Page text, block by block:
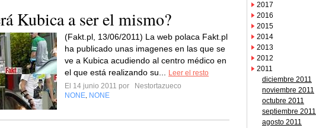
Kubica a ser el mismo?
(Fakt.pl, 13/06/2011) La web polaca Fakt.pl
ha publicado unas imagenes en las que se
ve a Kubica acudiendo al centro médico en
el que está realizando su...
Leer el resto
El 14 junio 2011 por
Nestortazueco
NONE NONE
2017
2016
2015
2014
2013
2012
2011
diciembre 2011
noviembre 2011
octubre 2011
septiembre 2011
agosto 2011